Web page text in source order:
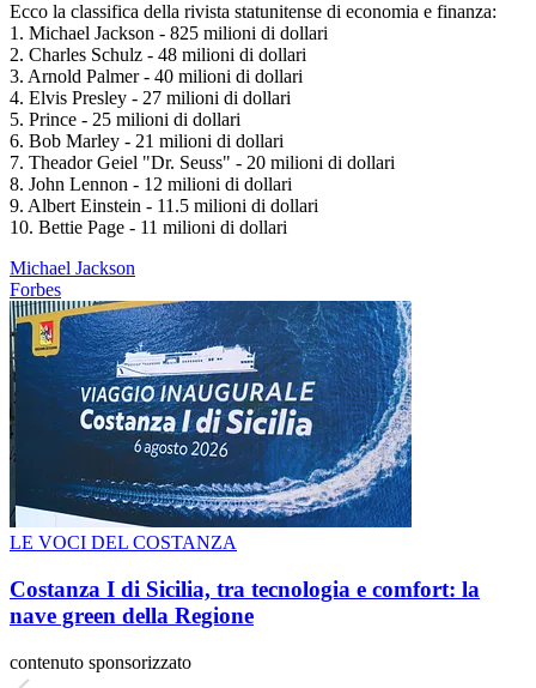
Ecco la classifica della rivista statunitense di economia e finanza:
1. Michael Jackson - 825 milioni di dollari
2. Charles Schulz - 48 milioni di dollari
3. Arnold Palmer - 40 milioni di dollari
4. Elvis Presley - 27 milioni di dollari
5. Prince - 25 milioni di dollari
6. Bob Marley - 21 milioni di dollari
7. Theador Geiel "Dr. Seuss" - 20 milioni di dollari
8. John Lennon - 12 milioni di dollari
9. Albert Einstein - 11.5 milioni di dollari
10. Bettie Page - 11 milioni di dollari
Michael Jackson
Forbes
LE VOCI DEL COSTANZA
Costanza I di Sicilia, tra tecnologia e comfort: la
nave green della Regione
contenuto sponsorizzato